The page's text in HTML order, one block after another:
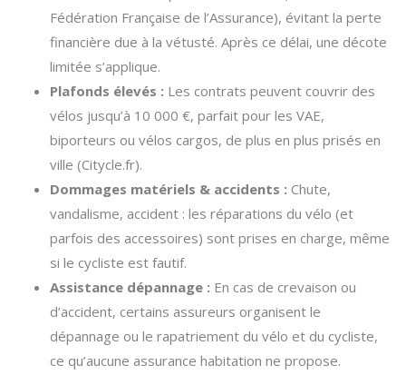
Fédération Française de l’Assurance), évitant la perte
financière due à la vétusté. Après ce délai, une décote
limitée s’applique.
Plafonds élevés : Les contrats peuvent couvrir des
vélos jusqu’à 10 000 €, parfait pour les VAE,
biporteurs ou vélos cargos, de plus en plus prisés en
ville (Citycle.fr).
Dommages matériels & accidents : Chute,
vandalisme, accident : les réparations du vélo (et
parfois des accessoires) sont prises en charge, même
si le cycliste est fautif.
Assistance dépannage : En cas de crevaison ou
d’accident, certains assureurs organisent le
dépannage ou le rapatriement du vélo et du cycliste,
ce qu’aucune assurance habitation ne propose.